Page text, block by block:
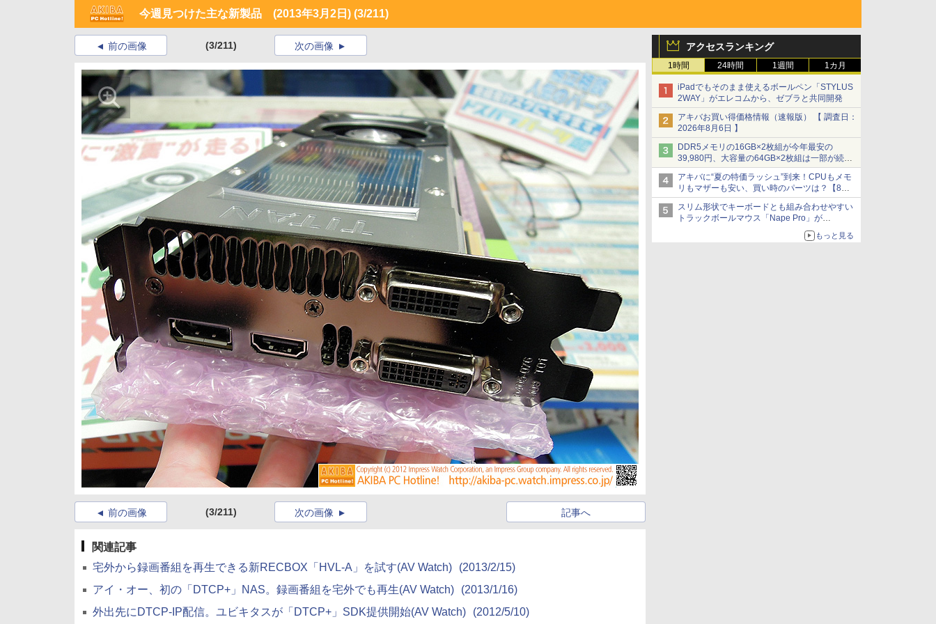
今週見つけた主な新製品 (2013年3月2日) (3/211)
アクセスランキング
1時間 24時間 1週間 1カ月
iPadでもそのまま使えるボールペン「STYLUS
2WAY」がエレコムから、ゼブラと共同開発
アキバお買い得価格情報（速報版） 【 調査日：
2026年8月6日 】
DDR5メモリの16GB×2枚組が今年最安の
39,980円、大容量の64GB×2枚組は一部が続騰
[8月前半のメモリ価格]
アキバに“夏の特価ラッシュ”到来！CPUもメモ
リもマザーも安い、買い時のパーツは？【8月7
日(金)22時配信】
スリム形状でキーボードとも組み合わせやすい
トラックボールマウス「Nape Pro」が
もっと見る
前の画像 (3/211) 次の画像
前の画像 (3/211) 記事へ
次の画像
関連記事
宅外から録画番組を再生できる新RECBOX「HVL-A」を試す(AV Watch)
(2013/2/15)
アイ・オー、初の「DTCP+」NAS。録画番組を宅外でも再生(AV Watch)
(2013/1/16)
外出先にDTCP-IP配信。ユビキタスが「DTCP+」SDK提供開始(AV Watch)
(2012/5/10)